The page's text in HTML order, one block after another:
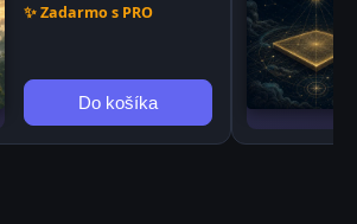
✨ Zadarmo s PRO
Do košíka